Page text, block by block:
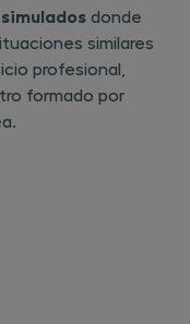
donde
similares
profesional,
formado por